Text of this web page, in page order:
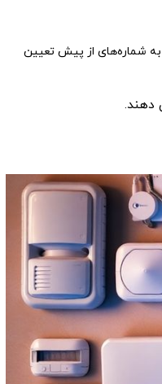
به شماره‌های از پیش تعیین
دهند.